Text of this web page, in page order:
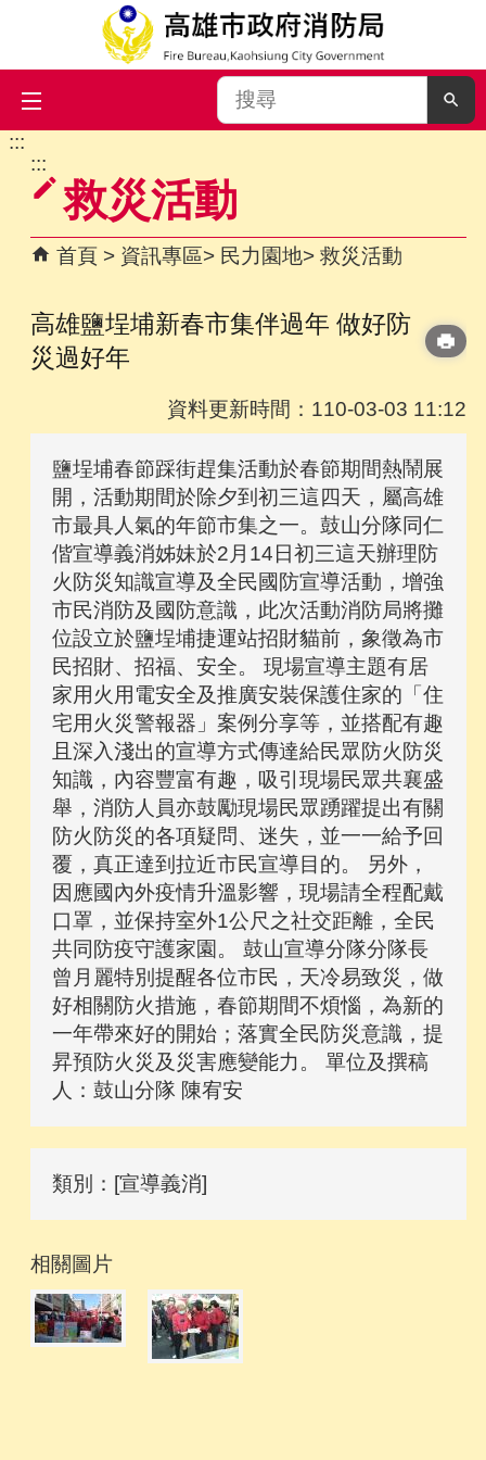
跳到主要內容區塊
搜
尋
:::
:::
救災活動
首頁 資訊專區 民力園地 救災活動
高雄鹽埕埔新春市集伴過年 做好防
災過好年
資料更新時間：110-03-03 11:12
鹽埕埔春節踩街趕集活動於春節期間熱鬧展
開，活動期間於除夕到初三這四天，屬高雄
市最具人氣的年節市集之一。鼓山分隊同仁
偕宣導義消姊妹於2月14日初三這天辦理防
火防災知識宣導及全民國防宣導活動，增強
市民消防及國防意識，此次活動消防局將攤
位設立於鹽埕埔捷運站招財貓前，象徵為市
民招財、招福、安全。 現場宣導主題有居
家用火用電安全及推廣安裝保護住家的「住
宅用火災警報器」案例分享等，並搭配有趣
且深入淺出的宣導方式傳達給民眾防火防災
知識，內容豐富有趣，吸引現場民眾共襄盛
舉，消防人員亦鼓勵現場民眾踴躍提出有關
防火防災的各項疑問、迷失，並一一給予回
覆，真正達到拉近市民宣導目的。 另外，
因應國內外疫情升溫影響，現場請全程配戴
口罩，並保持室外1公尺之社交距離，全民
共同防疫守護家園。 鼓山宣導分隊分隊長
曾月麗特別提醒各位市民，天冷易致災，做
好相關防火措施，春節期間不煩惱，為新的
一年帶來好的開始；落實全民防災意識，提
昇預防火災及災害應變能力。 單位及撰稿
人：鼓山分隊 陳宥安
類別：[宣導義消]
相關圖片